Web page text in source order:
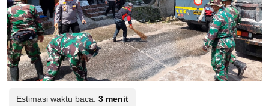
Estimasi waktu baca: 3 menit